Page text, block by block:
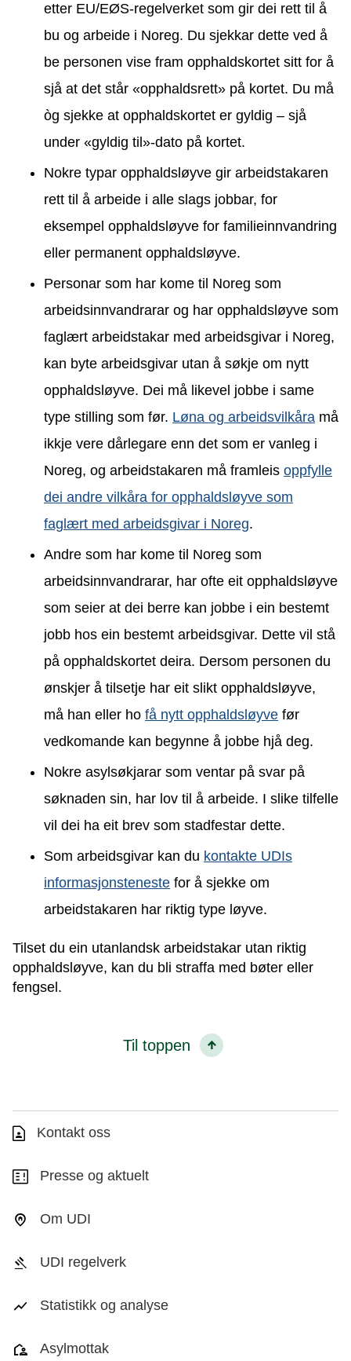
etter EU/EØS-regelverket som gir dei rett til å
bu og arbeide i Noreg. Du sjekkar dette ved å
be personen vise fram opphaldskortet sitt for å
sjå at det står «opphaldsrett» på kortet. Du må
òg sjekke at opphaldskortet er gyldig – sjå
under «gyldig til»-dato på kortet.
Nokre typar opphaldsløyve gir arbeidstakaren
rett til å arbeide i alle slags jobbar, for
eksempel opphaldsløyve for familieinnvandring
eller permanent opphaldsløyve.
Personar som har kome til Noreg som
arbeidsinnvandrarar og har opphaldsløyve som
faglært arbeidstakar med arbeidsgivar i Noreg,
kan byte arbeidsgivar utan å søkje om nytt
opphaldsløyve. Dei må likevel jobbe i same
type stilling som før. Løna og arbeidsvilkåra må
ikkje vere dårlegare enn det som er vanleg i
Noreg, og arbeidstakaren må framleis oppfylle
dei andre vilkåra for opphaldsløyve som
faglært med arbeidsgivar i Noreg.
Andre som har kome til Noreg som
arbeidsinnvandrarar, har ofte eit opphaldsløyve
som seier at dei berre kan jobbe i ein bestemt
jobb hos ein bestemt arbeidsgivar. Dette vil stå
på opphaldskortet deira. Dersom personen du
ønskjer å tilsetje har eit slikt opphaldsløyve,
må han eller ho få nytt opphaldsløyve før
vedkomande kan begynne å jobbe hjå deg.
Nokre asylsøkjarar som ventar på svar på
søknaden sin, har lov til å arbeide. I slike tilfelle
vil dei ha eit brev som stadfestar dette.
Som arbeidsgivar kan du kontakte UDIs
informasjonsteneste for å sjekke om
arbeidstakaren har riktig type løyve.
Tilset du ein utanlandsk arbeidstakar utan riktig
opphaldsløyve, kan du bli straffa med bøter eller
fengsel.
Til toppen
Kontakt oss
Presse og aktuelt
Om UDI
UDI regelverk
Statistikk og analyse
Asylmottak